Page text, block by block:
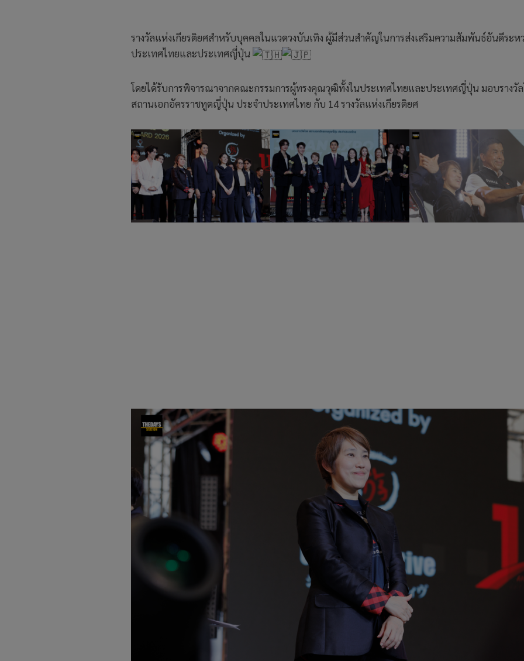
รางวัลแห่งเกียรติยศสำหรับบุคคลในแวดวงบันเทิง ผู้มีส่วนสำคัญในการส่งเสริมความสัมพันธ์อันดีระห
ประเทศไทยและประเทศญี่ปุ่น
โดยได้รับการพิจารณาจากคณะกรรมการผู้ทรงคุณวุฒิทั้งในประเทศไทยและประเทศญี่ปุ่น มอบรางวัล
สถานเอกอัครราชทูตญี่ปุ่น ประจำประเทศไทย กับ 14 รางวัลแห่งเกียรติยศ